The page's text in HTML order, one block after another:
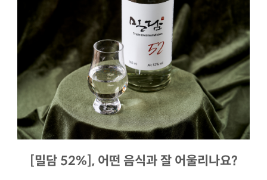
[밀담 52%], 어떤 음식과 잘 어울리나요?